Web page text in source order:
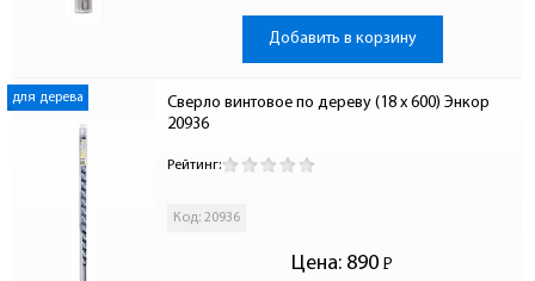
Добавить в корзину
для дерева
Сверло винтовое по дереву (18 x 600) Энкор
20936
Рейтинг:
Код: 20936
Цена: 890 Р
-